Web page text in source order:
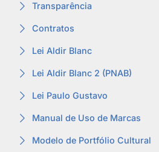
Transparência
Contratos
Lei Aldir Blanc
Lei Aldir Blanc 2 (PNAB)
Lei Paulo Gustavo
Manual de Uso de Marcas
Modelo de Portfólio Cultural